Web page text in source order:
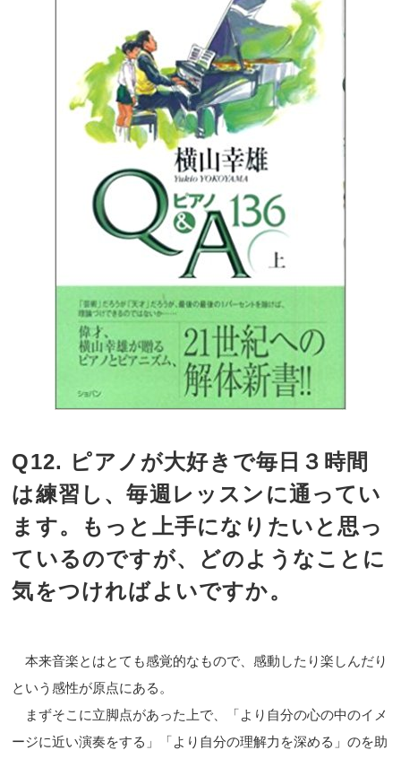
Q12. ピアノが大好きで毎日３時間
は練習し、毎週レッスンに通ってい
ます。もっと上手になりたいと思っ
ているのですが、どのようなことに
気をつければよいですか。
本来音楽とはとても感覚的なもので、感動したり楽しんだり
という感性が原点にある。
まずそこに立脚点があった上で、「より自分の心の中のイメ
ージに近い演奏をする」「より自分の理解力を深める」のを助